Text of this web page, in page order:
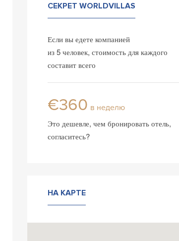
СЕКРЕТ WORLDVILLAS
Если вы едете компанией
из 5 человек, стоимость для каждого
составит всего
€360 в неделю
Это дешевле, чем бронировать отель,
согласитесь?
НА КАРТЕ